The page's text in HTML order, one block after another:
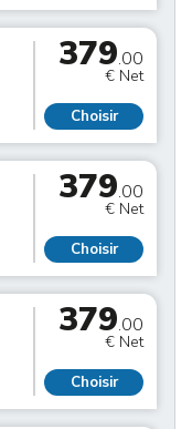
379.00
€ Net
Choisir
379.00
€ Net
Choisir
379.00
€ Net
Choisir